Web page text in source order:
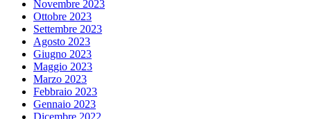
Novembre 2023
Ottobre 2023
Settembre 2023
Agosto 2023
Giugno 2023
Maggio 2023
Marzo 2023
Febbraio 2023
Gennaio 2023